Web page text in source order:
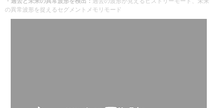
の異常波形を捉えるセグメントメモリモード